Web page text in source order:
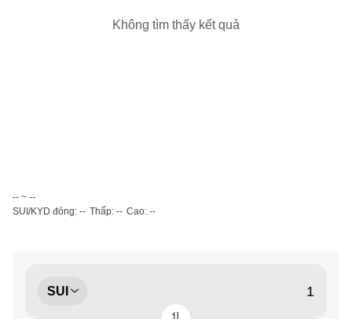
Không tìm thấy kết quả
-- ~ --
SUI/KYD đóng: -- Thấp: -- Cao: --
SUI